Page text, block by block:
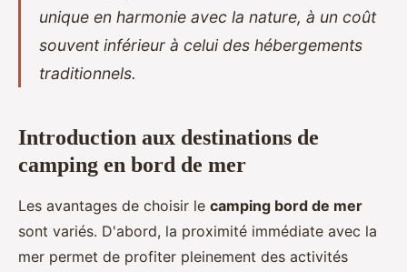
unique en harmonie avec la nature, à un coût
souvent inférieur à celui des hébergements
traditionnels.
Introduction aux destinations de
camping en bord de mer
Les avantages de choisir le camping bord de mer
sont variés. D'abord, la proximité immédiate avec la
mer permet de profiter pleinement des activités